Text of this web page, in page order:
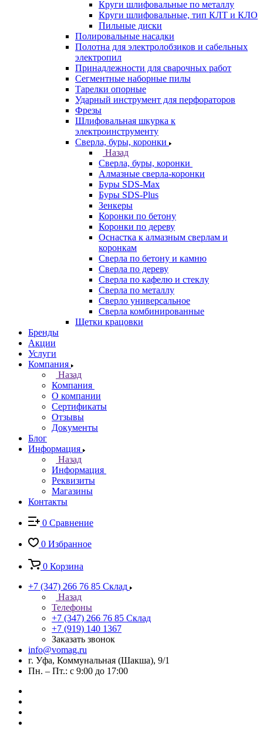
Круги шлифовальные по металлу
Круги шлифовальные, тип КЛТ и КЛО
Пильные диски
Полировальные насадки
Полотна для электролобзиков и сабельных
электропил
Принадлежности для сварочных работ
Сегментные наборные пилы
Тарелки опорные
Ударный инструмент для перфораторов
Фрезы
Шлифовальная шкурка к
электроинструменту
Сверла, буры, коронки
Назад
Сверла, буры, коронки
Алмазные сверла-коронки
Буры SDS-Max
Буры SDS-Plus
Зенкеры
Коронки по бетону
Коронки по дереву
Оснастка к алмазным сверлам и
коронкам
Сверла по бетону и камню
Сверла по дереву
Сверла по кафелю и стеклу
Сверла по металлу
Сверло универсальное
Сверла комбинированные
Щетки крацовки
Бренды
Акции
Услуги
Компания
Назад
Компания
О компании
Сертификаты
Отзывы
Документы
Блог
Информация
Назад
Информация
Реквизиты
Магазины
Контакты
0 Сравнение
0 Избранное
0 Корзина
+7 (347) 266 76 85 Склад
Назад
Телефоны
+7 (347) 266 76 85 Склад
+7 (919) 140 1367
Заказать звонок
info@vomag.ru
г. Уфа, Коммунальная (Шакша), 9/1
Пн. – Пт.: с 9:00 до 17:00